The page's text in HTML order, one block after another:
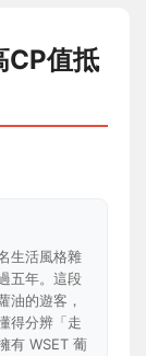
CP值抵
生活風格雜
五年。這段
油的遊客，
得分辨「走
有 WSET 葡